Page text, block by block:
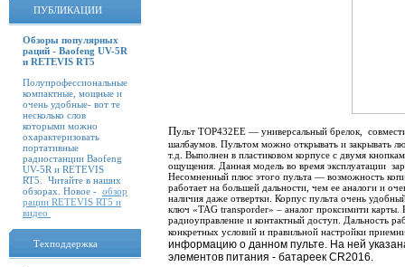
ПУБЛИКАЦИИ
Обзоры популярных
раций - Baofeng UV-5R
и RETEVIS RT5
Полупрофессиональные
компактные, мощные и
очень удобные- вот те
несколько слов
которыми можно
охарактеризовать
портативные
радиостанции Baofeng
UV-5R и RETEVIS
RT5. Читайте в наших
обзорах. Новое - обзор
рации RETEVIS RT5 и
видео
Техподдержка
Пульт ТОР432EE — универсальный брелок,
шалбаумов. Пультом можно открывать и закрывать
т.д. Выполнен в пластиковом корпусе с двумя
ощущения. Данная модель во время эксплуатации
Несомненный плюс этого пульта — возможность
работает на большей дальности, чем ее аналоги и
наличия даже отвертки. Корпус пульта очень
ключ «TAG transporder» – аналог проксимити карты.
радиоуправление и контактный доступ. Дальность
конкретных условий и правильной настройки
информацию о данном пульте. На ней
элементов питания - батареек CR2016.